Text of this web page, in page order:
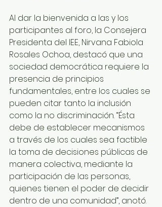
Al dar la bienvenida a las y los
participantes al foro, la Consejera
Presidenta del IEE, Nirvana Fabiola
Rosales Ochoa, destacó que una
sociedad democrática requiere la
presencia de principios
fundamentales, entre los cuales se
pueden citar tanto la inclusión
como la no discriminación. “Ésta
debe de establecer mecanismos
a través de los cuales sea factible
la toma de decisiones públicas de
manera colectiva, mediante la
participación de las personas,
quienes tienen el poder de decidir
dentro de una comunidad”, anotó.